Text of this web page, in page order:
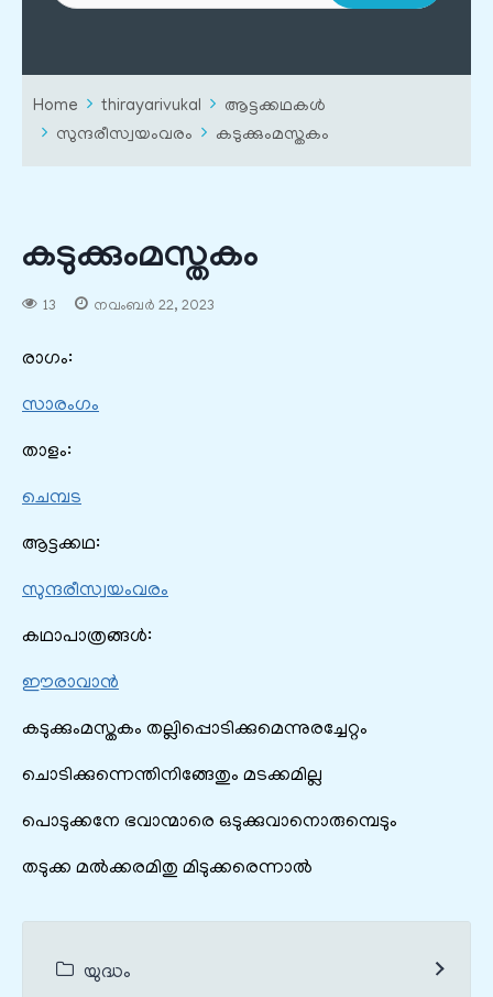
Home thirayarivukal
ആട്ടക്കഥകൾ
സുന്ദരീസ്വയംവരം
കടുക്കും‌മസ്തകം
കടുക്കും‌മസ്തകം
13 നവംബർ 22, 2023
രാഗം:
സാരംഗം
താളം:
ചെമ്പട
ആട്ടക്കഥ:
സുന്ദരീസ്വയംവരം
കഥാപാത്രങ്ങൾ:
ഈരാവാൻ
കടുക്കും‌മസ്തകം തല്ലിപ്പൊടിക്കുമെന്നുരച്ചേറ്റം
ചൊടിക്കുന്നെന്തിനിങ്ങേതും മടക്കമില്ല
പൊടുക്കനേ ഭവാന്മാരെ ഒടുക്കുവാനൊരുമ്പെടും
തടുക്ക മൽക്കരമിതു മിടുക്കരെന്നാൽ
യുദ്ധം